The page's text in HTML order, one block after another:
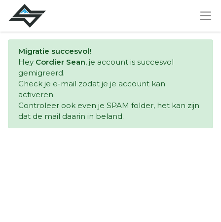
Migratie succesvol!
Hey Cordier Sean, je account is succesvol
gemigreerd.
Check je e-mail zodat je je account kan
activeren.
Controleer ook even je SPAM folder, het kan zijn
dat de mail daarin in beland.